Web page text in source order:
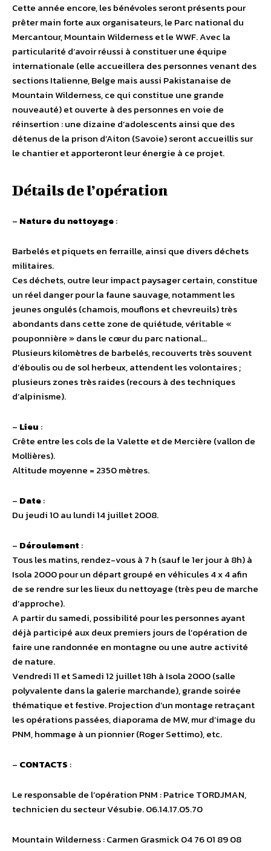
Cette année encore, les bénévoles seront présents pour
prêter main forte aux organisateurs, le Parc national du
Mercantour, Mountain Wilderness et le WWF. Avec la
particularité d’avoir réussi à constituer une équipe
internationale (elle accueillera des personnes venant des
sections Italienne, Belge mais aussi Pakistanaise de
Mountain Wilderness, ce qui constitue une grande
nouveauté) et ouverte à des personnes en voie de
réinsertion : une dizaine d’adolescents ainsi que des
détenus de la prison d’Aiton (Savoie) seront accueillis sur
le chantier et apporteront leur énergie à ce projet.
Détails de l’opération
– Nature du nettoyage:
Barbelés et piquets en ferraille, ainsi que divers déchets
militaires.
Ces déchets, outre leur impact paysager certain, constitue
un réel danger pour la faune sauvage, notamment les
jeunes ongulés (chamois, mouflons et chevreuils) très
abondants dans cette zone de quiétude, véritable «
pouponnière » dans le cœur du parc national…
Plusieurs kilomètres de barbelés, recouverts très souvent
d’éboulis ou de sol herbeux, attendent les volontaires ;
plusieurs zones très raides (recours à des techniques
d’alpinisme).
– Lieu :
Crête entre les cols de la Valette et de Mercière (vallon de
Mollières).
Altitude moyenne = 2350 mètres.
– Date:
Du jeudi 10 au lundi 14 juillet 2008.
– Déroulement :
Tous les matins, rendez-vous à 7 h (sauf le 1er jour à 8h) à
Isola 2000 pour un départ groupé en véhicules 4 x 4 afin
de se rendre sur les lieux du nettoyage (très peu de marche
d’approche).
A partir du samedi, possibilité pour les personnes ayant
déjà participé aux deux premiers jours de l’opération de
faire une randonnée en montagne ou une autre activité
de nature.
Vendredi 11 et Samedi 12 juillet 18h à Isola 2000 (salle
polyvalente dans la galerie marchande), grande soirée
thématique et festive. Projection d’un montage retraçant
les opérations passées, diaporama de MW, mur d’image du
PNM, hommage à un pionnier (Roger Settimo), etc.
– CONTACTS :
Le responsable de l’opération PNM : Patrice TORDJMAN,
technicien du secteur Vésubie. 06.14.17.05.70
Mountain Wilderness : Carmen Grasmick 04 76 01 89 08